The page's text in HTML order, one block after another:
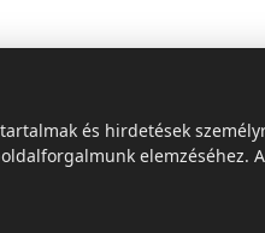
és szállítás Tech = Kedvező
és hirdetések
elemzéséhez.